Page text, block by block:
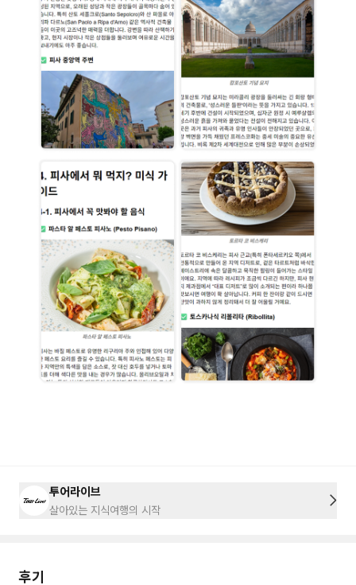
투어라이브
살아있는 지식여행의 시작
후기